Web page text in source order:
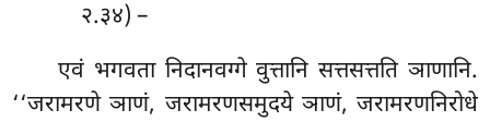
२.३४) –
एवं भगवता निदानवग्गे वुत्तानि सत्तसत्तति ञाणानि.
‘‘जरामरणे ञाणं, जरामरणसमुदये ञाणं, जरामरणनिरोधे